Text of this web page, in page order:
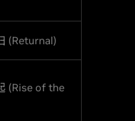
(Returnal)
(Rise of the